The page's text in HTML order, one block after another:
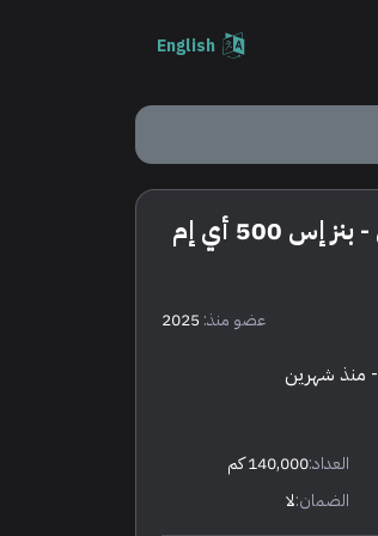
English
2017 مرسيدس - بنز إس 500 أي إم
عضو منذ:2025
- منذ شهرين
العداد:140,000 كم
الضمان:لا